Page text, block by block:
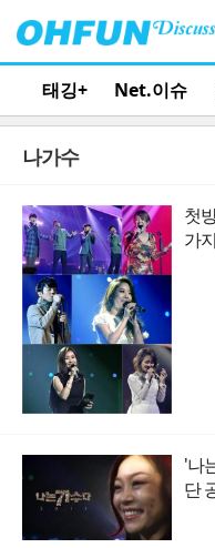
태깅+ Net.이슈
나가수
첫
가지
'나
단